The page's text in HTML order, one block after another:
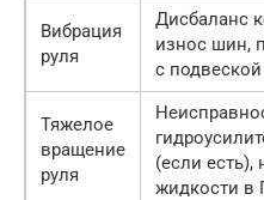
Вибрация
руля
Дисбаланс
износ шин,
с подвеской
Тяжелое
вращение
руля
(если есть),
жидкости в